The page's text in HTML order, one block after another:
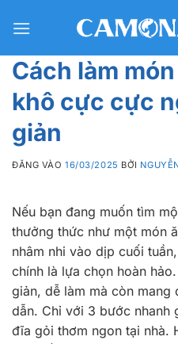
qua
dungCách làm
khô cực cực
giản
ĐĂNG VÀO16/03/2025 BỞI
Nếu bạn đang muốn tìm
thưởng thức như một món
nhâm nhi vào dịp cuối
chính là lựa chọn hoàn
giản, dễ làm mà còn mang
dẫn. Chỉ với 3 bước nhanh
đĩa gỏi thơm ngon tại nhà.